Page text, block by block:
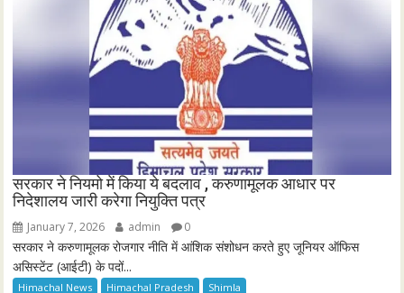
सरकार ने नियमो में किया ये बदलाव , करुणामूलक आधार पर
निदेशालय जारी करेगा नियुक्ति पत्र
January 7, 2026 admin 0
सरकार ने करुणामूलक रोजगार नीति में आंशिक संशोधन करते हुए जूनियर ऑफिस
असिस्टेंट (आईटी) के पदों...
Himachal News Himachal Pradesh Shimla